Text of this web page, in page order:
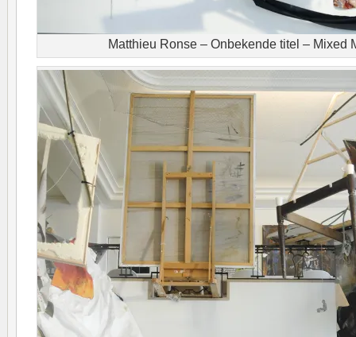
Matthieu Ronse – Onbekende titel – Mixed